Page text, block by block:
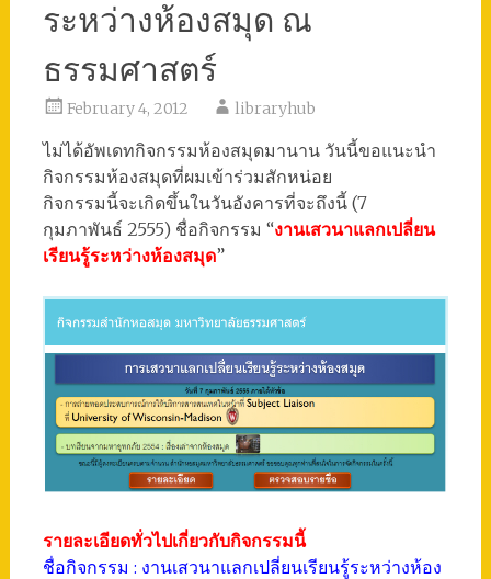
ระหว่างห้องสมุด ณ
ธรรมศาสตร์
February 4, 2012 libraryhub
ไม่ได้อัพเดทกิจกรรมห้องสมุดมานาน วันนี้ขอแนะนำ
กิจกรรมห้องสมุดที่ผมเข้าร่วมสักหน่อย
กิจกรรมนี้จะเกิดขึ้นในวันอังคารที่จะถึงนี้ (7
กุมภาพันธ์ 2555) ชื่อกิจกรรม “งานเสวนาแลกเปลี่ยน
เรียนรู้ระหว่างห้องสมุด”
รายละเอียดทั่วไปเกี่ยวกับกิจกรรมนี้
ชื่อกิจกรรม : งานเสวนาแลกเปลี่ยนเรียนรู้ระหว่างห้อง